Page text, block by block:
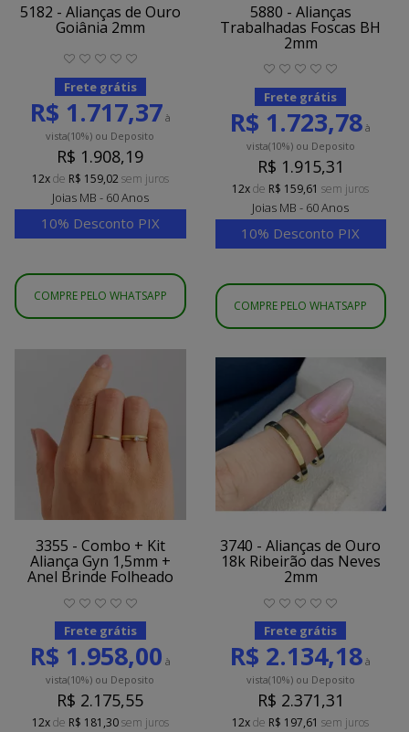
5182 - Alianças de Ouro
Goiânia 2mm
Frete grátis
R$ 1.717,37 à
vista(10%) ou Deposito
R$ 1.908,19
12xde R$ 159,02sem juros
Joias MB - 60 Anos
10% Desconto PIX
COMPRE PELO WHATSAPP
5880 - Alianças
Trabalhadas Foscas BH
2mm
Frete grátis
R$ 1.723,78 à
vista(10%)ou Deposito
R$ 1.915,31
12xde R$ 159,61 sem juros
Joias MB - 60 Anos
10% Desconto PIX
COMPRE PELO WHATSAPP
3355 - Combo + Kit
Aliança Gyn 1,5mm +
Anel Brinde Folheado
Frete grátis
R$ 1.958,00 à
vista(10%) ou Deposito
R$ 2.175,55
12xde R$ 181,30sem juros
3740 - Alianças de Ouro
18k Ribeirão das Neves
2mm
Frete grátis
R$ 2.134,18 à
vista(10%)ou Deposito
R$ 2.371,31
12xde R$ 197,61 sem juros